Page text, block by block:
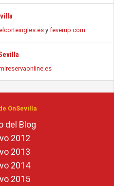
y feverup.com
OnSevilla
del Blog
2012
2013
2014
2015